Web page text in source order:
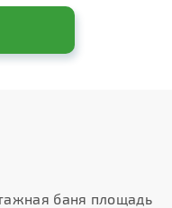
баня площадь